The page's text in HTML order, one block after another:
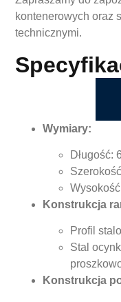
kontenerowych oraz
technicznymi.
Wymiary:
Długość:
Konstrukcja
Profil
Stal
Konstrukcja